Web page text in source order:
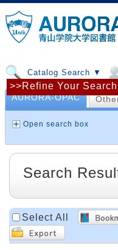
Catalog Search ▼
AURORA-OPAC
Open search box
>>Refine Your Search
Search
Select All